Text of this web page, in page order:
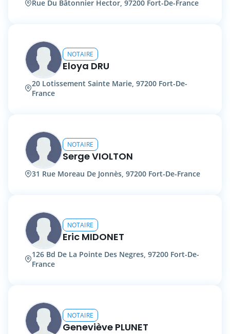
Rue Du Bâtonnier Hector, 97200 Fort-De-France
NOTAIRE
Eloya DRU
20 Lotissement Sainte Marie, 97200 Fort-De-
France
NOTAIRE
Serge VIOLTON
31 Rue Moreau De Jonnès, 97200 Fort-De-France
NOTAIRE
Eric MIDONET
126 Bd De La Pointe Des Negres, 97200 Fort-De-
France
NOTAIRE
Geneviève PLUNET